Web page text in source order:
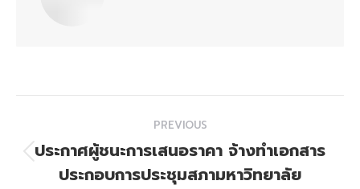
navigation
PREVIOUS
Previous
post:
ประกาศผู้ชนะการเสนอราคา จ้างทำเอกสาร
ประกอบการประชุมสภามหาวิทยาลัย